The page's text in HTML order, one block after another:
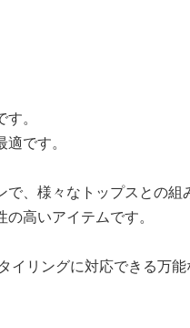
。
です。
、様々なトップスとの
高いアイテムです。
イリングに対応できる万